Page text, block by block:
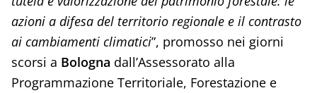
azioni a difesa del territorio regionale e il contrasto
ai cambiamenti climatici”, promosso nei giorni
scorsi a Bologna dall’Assessorato alla
Programmazione Territoriale, Forestazione e